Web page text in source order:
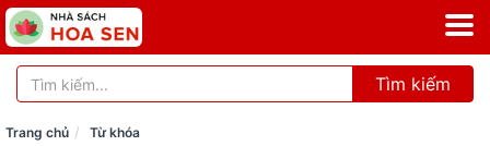
Tìm kiếm
Trang chủ Từ khóa